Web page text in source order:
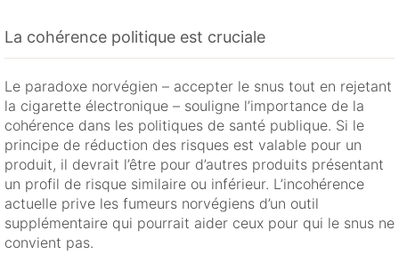
La cohérence politique est cruciale
Le paradoxe norvégien – accepter le snus tout en rejetant
la cigarette électronique – souligne l’importance de la
cohérence dans les politiques de santé publique. Si le
principe de réduction des risques est valable pour un
produit, il devrait l’être pour d’autres produits présentant
un profil de risque similaire ou inférieur. L’incohérence
actuelle prive les fumeurs norvégiens d’un outil
supplémentaire qui pourrait aider ceux pour qui le snus ne
convient pas.